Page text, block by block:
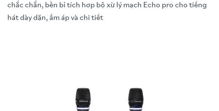
chắc chắn, bền bỉ tích hơp bộ xừ lý mạch Echo pro cho tiếng
hát dày dặn, ấm áp và chi tiết